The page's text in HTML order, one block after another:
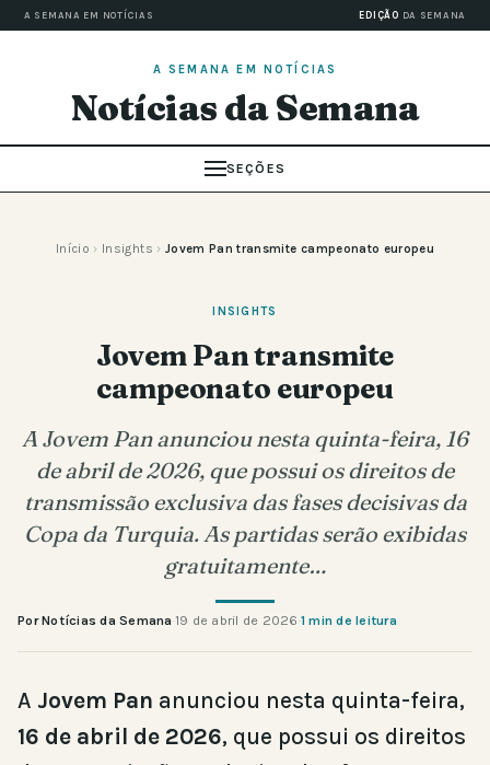
A SEMANA EM NOTÍCIAS EDIÇÃO DA SEMANA
A SEMANA EM NOTÍCIAS
Notícias da Semana
SEÇÕES
Início › Insights › Jovem Pan transmite campeonato europeu
INSIGHTS
Jovem Pan transmite
campeonato europeu
A Jovem Pan anunciou nesta quinta-feira, 16
de abril de 2026, que possui os direitos de
transmissão exclusiva das fases decisivas da
Copa da Turquia. As partidas serão exibidas
gratuitamente…
Por Notícias da Semana·19 de abril de 2026·1 min de leitura
A Jovem Pan anunciou nesta quinta-feira,
16 de abril de 2026, que possui os direitos